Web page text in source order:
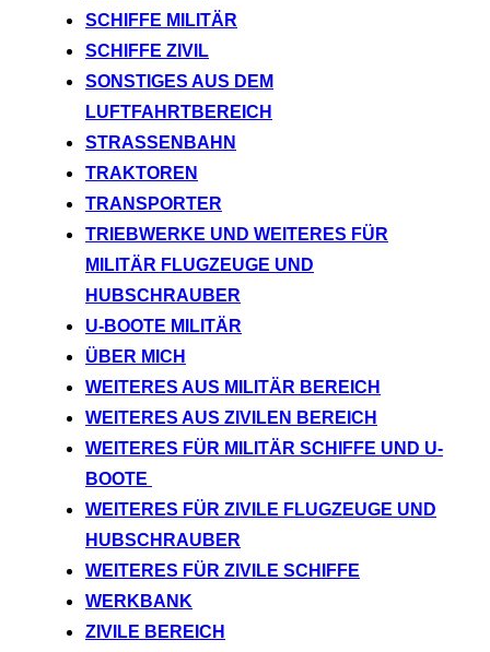
SCHIFFE MILITÄR
SCHIFFE ZIVIL
SONSTIGES AUS DEM
LUFTFAHRTBEREICH
STRASSENBAHN
TRAKTOREN
TRANSPORTER
TRIEBWERKE UND WEITERES FÜR
MILITÄR FLUGZEUGE UND
HUBSCHRAUBER
U-BOOTE MILITÄR
ÜBER MICH
WEITERES AUS MILITÄR BEREICH
WEITERES AUS ZIVILEN BEREICH
WEITERES FÜR MILITÄR SCHIFFE UND U-
BOOTE
WEITERES FÜR ZIVILE FLUGZEUGE UND
HUBSCHRAUBER
WEITERES FÜR ZIVILE SCHIFFE
WERKBANK
ZIVILE BEREICH